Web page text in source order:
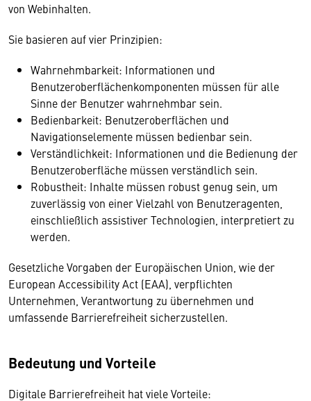
von Webinhalten.
Sie basieren auf vier Prinzipien:
Wahrnehmbarkeit: Informationen und
Benutzeroberflächenkomponenten müssen für alle
Sinne der Benutzer wahrnehmbar sein.
Bedienbarkeit: Benutzeroberflächen und
Navigationselemente müssen bedienbar sein.
Verständlichkeit: Informationen und die Bedienung der
Benutzeroberfläche müssen verständlich sein.
Robustheit: Inhalte müssen robust genug sein, um
zuverlässig von einer Vielzahl von Benutzeragenten,
einschließlich assistiver Technologien, interpretiert zu
werden.
Gesetzliche Vorgaben der Europäischen Union, wie der
European Accessibility Act (EAA), verpflichten
Unternehmen, Verantwortung zu übernehmen und
umfassende Barrierefreiheit sicherzustellen.
Bedeutung und Vorteile
Digitale Barrierefreiheit hat viele Vorteile: